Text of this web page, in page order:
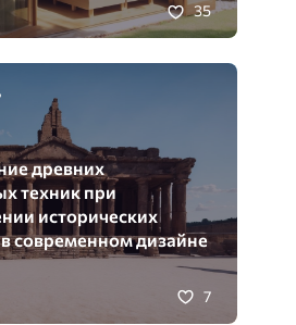
35
древних
техник при
исторических
современном дизайне
7